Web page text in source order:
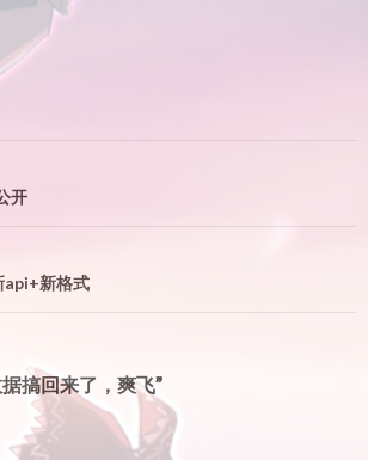
开
api+新格式
搞回来了，爽飞”